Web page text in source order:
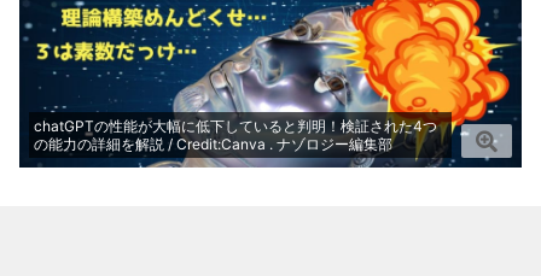
chatGPTの性能が大幅に低下していると判明！検証された4つ
の能力の詳細を解説 / Credit:Canva . ナゾロジー編集部